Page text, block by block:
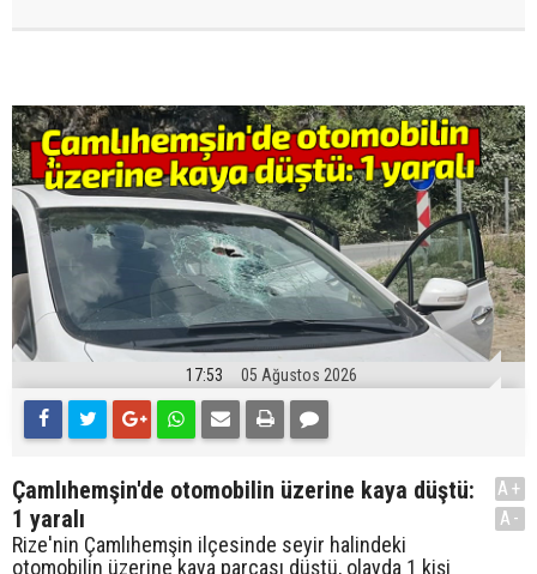
17:53 05 Ağustos 2026
Çamlıhemşin'de otomobilin üzerine kaya düştü:
1 yaralı
Rize'nin Çamlıhemşin ilçesinde seyir halindeki
otomobilin üzerine kaya parçası düştü, olayda 1 kişi
A+
A-